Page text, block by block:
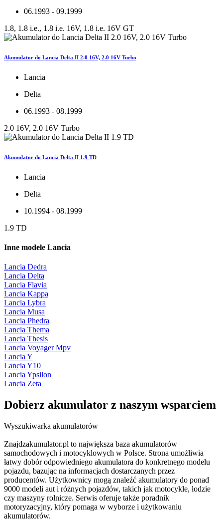
06.1993 - 09.1999
1.8, 1.8 i.e., 1.8 i.e. 16V, 1.8 i.e. 16V GT
Akumulator do Lancia Delta II 2.0 16V, 2.0 16V Turbo
Lancia
Delta
06.1993 - 08.1999
2.0 16V, 2.0 16V Turbo
Akumulator do Lancia Delta II 1.9 TD
Lancia
Delta
10.1994 - 08.1999
1.9 TD
Inne modele Lancia
Lancia Dedra
Lancia Delta
Lancia Flavia
Lancia Kappa
Lancia Lybra
Lancia Musa
Lancia Phedra
Lancia Thema
Lancia Thesis
Lancia Voyager Mpv
Lancia Y
Lancia Y10
Lancia Ypsilon
Lancia Zeta
Dobierz akumulator z naszym wsparciem
Wyszukiwarka akumulatorów
Znajdzakumulator.pl to największa baza akumulatorów
samochodowych i motocyklowych w Polsce. Strona umożliwia
łatwy dobór odpowiedniego akumulatora do konkretnego modelu
pojazdu, bazując na informacjach dostarczanych przez
producentów. Użytkownicy mogą znaleźć akumulatory do ponad
9000 modeli aut i różnych pojazdów, takich jak motocykle, łodzie
czy maszyny rolnicze. Serwis oferuje także poradnik
motoryzacyjny, który pomaga w wyborze i użytkowaniu
akumulatorów.